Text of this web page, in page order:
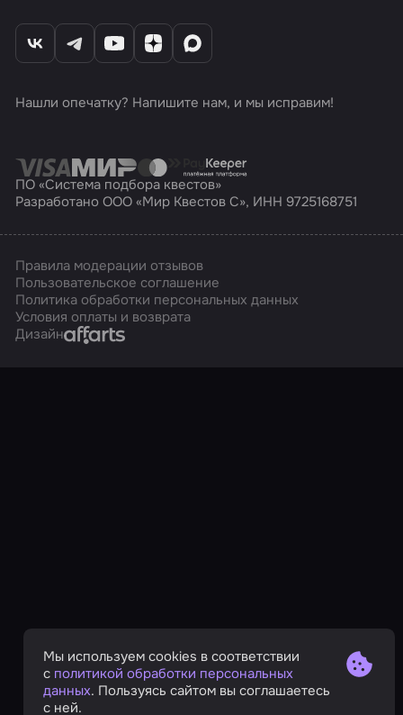
Нашли опечатку? Напишите нам, и мы исправим!
ПО «Система подбора квестов»
Разработано ООО «Мир Квестов С», ИНН 9725168751
Правила модерации отзывов
Пользовательское соглашение
Политика обработки персональных данных
Условия оплаты и возврата
ДизайнAffarts
Мы используем cookies в соответствии
с политикой обработки персональных
данных. Пользуясь сайтом вы соглашаетесь
с ней.